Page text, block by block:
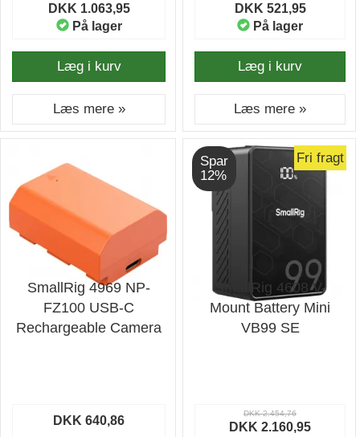
DKK 1.063,95
På lager
Læg i kurv
Læs mere »
DKK 521,95
På lager
Læg i kurv
Læs mere »
SmallRig 4969 NP-
FZ100 USB-C
Rechargeable Camera
DKK 640,86
Spar
12%
Fri fragt
SmallRig 4608 V-
Mount Battery Mini
VB99 SE
DKK 2.454,76
DKK 2.160,95